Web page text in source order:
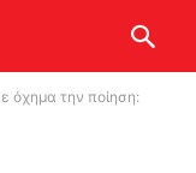
όχημα την ποίηση: